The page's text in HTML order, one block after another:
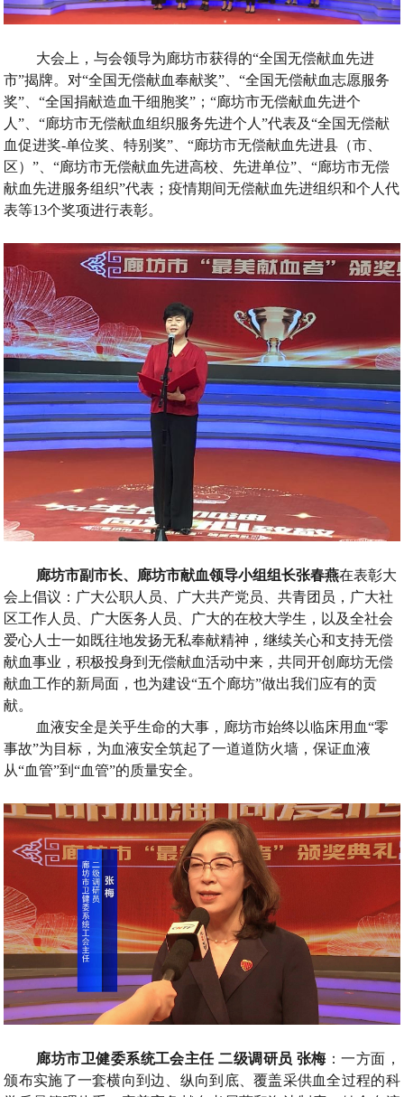
大会上 ，与会领导为廊坊市获得的“全国无偿献血先进
市”揭牌。 对“全国无偿献血奉献奖”、“全国无偿献血志愿服务
奖”、“全国捐献造血干细胞奖”；“廊坊市无偿献血先进个
人”、“廊坊市无偿献血组织服务先进个人”代表及“全国无偿献
血促进奖-单位奖 、特别奖”、“廊坊市无偿献血先进县 （市
区）”、“廊坊市无偿献血先进高校 先进单位”、“廊坊市无偿
献血先进服务组织”代表 ；疫情期间无偿献血先进组织和个人代
表等13个奖项进行表彰。
廊坊市副市长、 廊坊市献血领导小组组长张春燕在表彰大
会上倡议 ： 广大公职人员 广大共产党员 、共青团员 ， 广大社
区工作人员
广大医务人员 广大的在校大学生 ， 以及全社会
爱心人士一如既往地发扬无私奉献精神 ，继续关心和支持无偿
献血事业 ，积极投身到无偿献血活动中来 ，共同开创廊坊无偿
献血工作的新局面 ，也为建设“五个廊坊”做出我们应有的贡
献。
血液安全是关乎生命的大事 ， 廊坊市始终以临床用血“零
事故”为目标 ， 为血液安全筑起了一道道防火墙 ，保证血液
从“血管”到“血管”的质量安全。
廊坊市卫健委系统工会主任 二级调研员 张梅：一方面 ，
颁布实施了一套横向到边
纵向到底、覆盖采供血全过程的科